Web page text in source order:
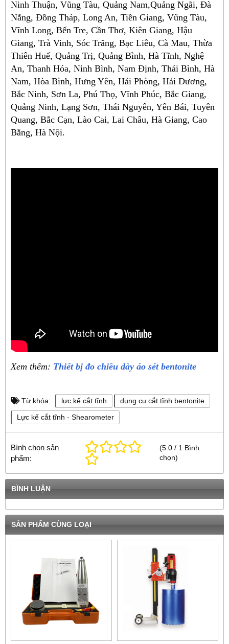
Ninh Thuận, Vũng Tàu, Quảng Nam,Quảng Ngãi, Đà
Nẵng, Đồng Tháp, Long An, Tiền Giang, Vũng Tàu,
Vĩnh Long, Bến Tre, Cần Thơ, Kiên Giang, Hậu
Giang, Trà Vinh, Sóc Trăng, Bạc Liêu, Cà Mau, Thừa
Thiên Huế, Quảng Trị, Quảng Bình, Hà Tĩnh, Nghệ
An, Thanh Hóa, Ninh Bình, Nam Định, Thái Bình, Hà
Nam, Hòa Bình, Hưng Yên, Hải Phòng, Hải Dương,
Bắc Ninh, Sơn La, Phú Thọ, Vĩnh Phúc, Bắc Giang,
Quảng Ninh, Lạng Sơn, Thái Nguyên, Yên Bái, Tuyên
Quang, Bắc Cạn, Lào Cai, Lai Châu, Hà Giang, Cao
Bằng, Hà Nội.
Xem thêm: Thiết bị đo chiều dày áo sét bentonite
Từ khóa: lực kế cắt tĩnh
dụng cụ cắt tĩnh bentonite
Lực kế cắt tĩnh - Shearometer
Bình chọn sản
phẩm:
(5.0 / 1 Bình
chọn)
BÌNH LUẬN
SẢN PHẨM CÙNG LOẠI